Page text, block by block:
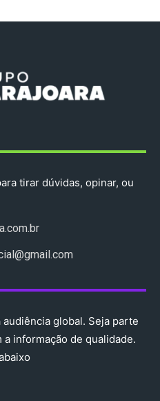
tirar dúvidas, opinar, ou
global. Seja parte
informação de qualidade.